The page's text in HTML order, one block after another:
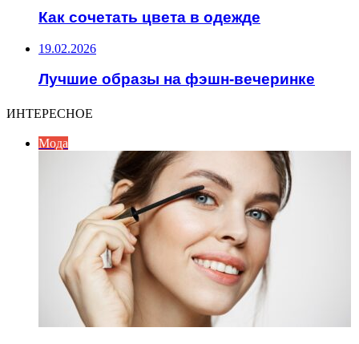
Как сочетать цвета в одежде
19.02.2026
Лучшие образы на фэшн-вечеринке
ИНТЕРЕСНОЕ
Мода